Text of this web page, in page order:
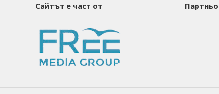
Сайтът е част от